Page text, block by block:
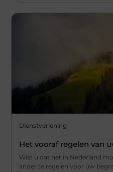
Dienstverlening
Het vooraf regelen van
Wist u dat het in Nederland
ander te regelen voor uw